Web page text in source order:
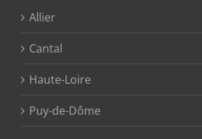
Allier
Cantal
Haute-Loire
Puy-de-Dôme